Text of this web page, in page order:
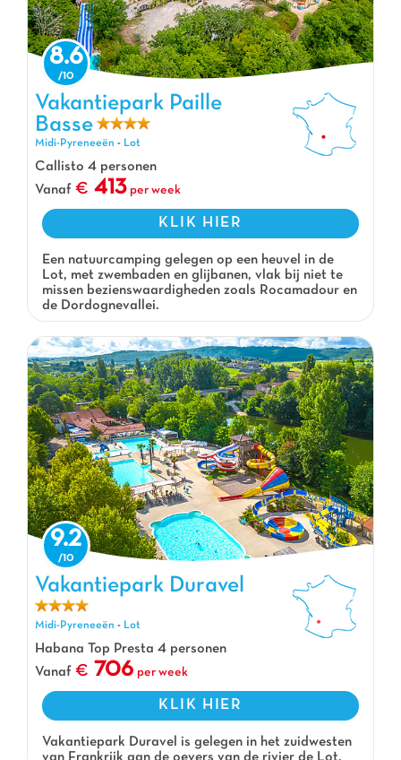
Vakantiepark Paille Basse, Vakantiepark Midi-Pyreneeën
8.6
Vakantiepark Paille
Basse
Midi-Pyreneeën - Lot
Callisto 4 personen
Vanaf
413 per week
KLIK HIER
Een natuurcamping gelegen op een heuvel in de
Lot, met zwembaden en glijbanen, vlak bij niet te
missen bezienswaardigheden zoals Rocamadour en
de Dordognevallei.
Vakantiepark Duravel, Vakantiepark Midi-Pyreneeën
9.2
Vakantiepark Duravel
Midi-Pyreneeën - Lot
Habana Top Presta 4 personen
Vanaf
706 per week
KLIK HIER
Vakantiepark Duravel is gelegen in het zuidwesten
van Frankrijk aan de oevers van de rivier de Lot.